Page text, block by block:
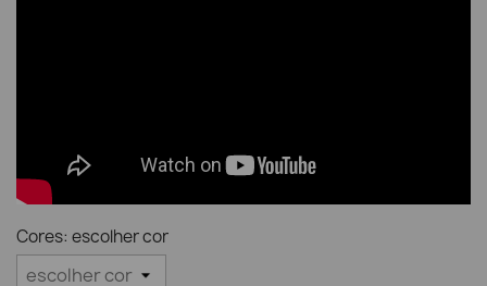
Cores: escolher cor